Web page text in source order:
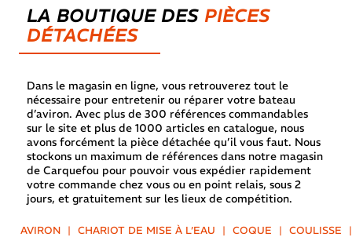
LA BOUTIQUE DES PIÈCES
DÉTACHÉES
Dans le magasin en ligne, vous retrouverez tout le
nécessaire pour entretenir ou réparer votre bateau
d’aviron. Avec plus de 300 références commandables
sur le site et plus de 1000 articles en catalogue, nous
avons forcément la pièce détachée qu’il vous faut. Nous
stockons un maximum de références dans notre magasin
de Carquefou pour pouvoir vous expédier rapidement
votre commande chez vous ou en point relais, sous 2
jours, et gratuitement sur les lieux de compétition.
AVIRON | CHARIOT DE MISE À L’EAU | COQUE | COULISSE |